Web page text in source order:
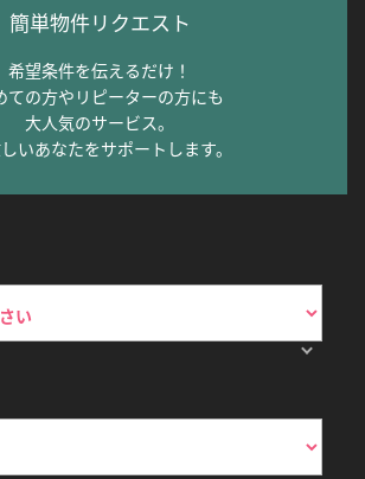
簡単物件リクエスト
希望条件を伝えるだけ！
ての方やリピーターの方にも
大人気のサービス。
いあなたをサポートします。